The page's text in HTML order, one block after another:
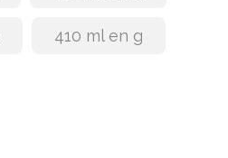
410 ml en g